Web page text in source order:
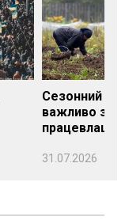
Сезонний
важливо
31.07.2026